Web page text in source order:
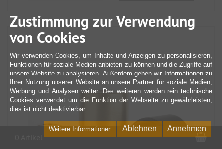
Zustimmung zur Verwendung
von Cookies
Wir verwenden Cookies, um Inhalte und Anzeigen zu personalisieren,
Funktionen für soziale Medien anbieten zu können und die Zugriffe auf
unsere Website zu analysieren. Außerdem geben wir Informationen zu
Ihrer Nutzung unserer Website an unsere Partner für soziale Medien,
Werbung und Analysen weiter. Des weiteren werden rein technische
Cookies verwendet um die Funktion der Webseite zu gewährleisten,
dies ist nicht deaktivierbar.
Annehmen
Ablehnen
Weitere Informationen